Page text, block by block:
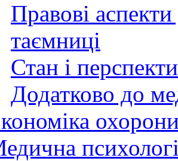
Правові
таємниці
Стан і
Додатково до